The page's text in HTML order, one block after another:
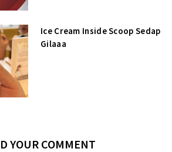
Ice Cream Inside Scoop Sedap
Gilaaa
YOUR COMMENT